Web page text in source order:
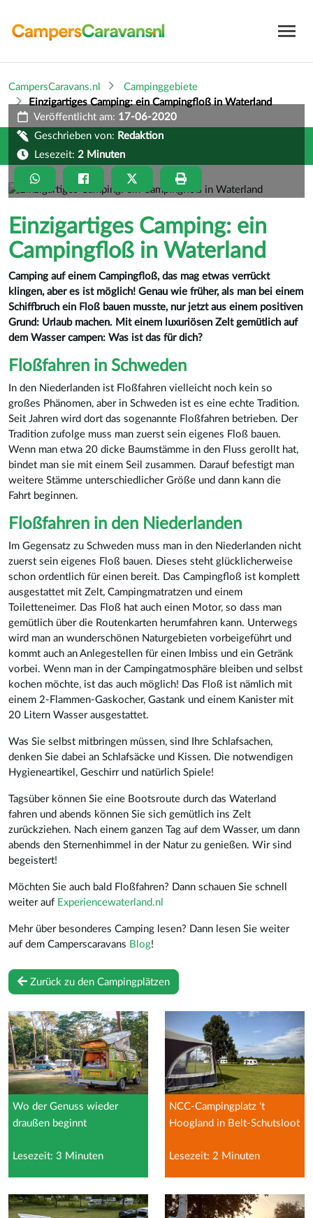
CampersCaravans.nl
Campinggebiete
Einzigartiges Camping: ein Campingfloß in Waterland
Veröffentlicht am: 17-06-2020
Geschrieben von: Redaktion
Lesezeit: 2 Minuten
Einzigartiges Camping: ein
Campingfloß in Waterland
Camping auf einem Campingfloß, das mag etwas verrückt
klingen, aber es ist möglich! Genau wie früher, als man bei einem
Schiffbruch ein Floß bauen musste, nur jetzt aus einem positiven
Grund: Urlaub machen. Mit einem luxuriösen Zelt gemütlich auf
dem Wasser campen: Was ist das für dich?
Floßfahren in Schweden
In den Niederlanden ist Floßfahren vielleicht noch kein so
großes Phänomen, aber in Schweden ist es eine echte Tradition.
Seit Jahren wird dort das sogenannte Floßfahren betrieben. Der
Tradition zufolge muss man zuerst sein eigenes Floß bauen.
Wenn man etwa 20 dicke Baumstämme in den Fluss gerollt hat,
bindet man sie mit einem Seil zusammen. Darauf befestigt man
weitere Stämme unterschiedlicher Größe und dann kann die
Fahrt beginnen.
Floßfahren in den Niederlanden
Im Gegensatz zu Schweden muss man in den Niederlanden nicht
zuerst sein eigenes Floß bauen. Dieses steht glücklicherweise
schon ordentlich für einen bereit. Das Campingfloß ist komplett
ausgestattet mit Zelt, Campingmatratzen und einem
Toiletteneimer. Das Floß hat auch einen Motor, so dass man
gemütlich über die Routenkarten herumfahren kann. Unterwegs
wird man an wunderschönen Naturgebieten vorbeigeführt und
kommt auch an Anlegestellen für einen Imbiss und ein Getränk
vorbei. Wenn man in der Campingatmosphäre bleiben und selbst
kochen möchte, ist das auch möglich! Das Floß ist nämlich mit
einem 2-Flammen-Gaskocher, Gastank und einem Kanister mit
20 Litern Wasser ausgestattet.
Was Sie selbst mitbringen müssen, sind Ihre Schlafsachen,
denken Sie dabei an Schlafsäcke und Kissen. Die notwendigen
Hygieneartikel, Geschirr und natürlich Spiele!
Tagsüber können Sie eine Bootsroute durch das Waterland
fahren und abends können Sie sich gemütlich ins Zelt
zurückziehen. Nach einem ganzen Tag auf dem Wasser, um dann
abends den Sternenhimmel in der Natur zu genießen. Wir sind
begeistert!
Möchten Sie auch bald Floßfahren? Dann schauen Sie schnell
weiter auf Experiencewaterland.nl
Mehr über besonderes Camping lesen? Dann lesen Sie weiter
auf dem Camperscaravans Blog!
Zurück zu den Campingplätzen
Wo der Genuss wieder
draußen beginnt
Lesezeit: 3 Minuten
NCC-Campingplatz 't
Hoogland in Belt-Schutsloot
Lesezeit: 2 Minuten